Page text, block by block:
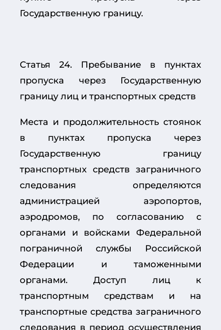
Государственную границу.
Статья 24. Пребывание в пунктах
пропуска через Государственную
границу лиц и транспортных средств
Места и продолжительность стоянок
в пунктах пропуска через
Государственную границу
транспортных средств заграничного
следования определяются
администрацией аэропортов,
аэродромов, по согласованию с
органами и войсками Федеральной
пограничной службы Российской
Федерации и таможенными
органами. Доступ лиц к
транспортным средствам и на
транспортные средства заграничного
следования в период осуществления